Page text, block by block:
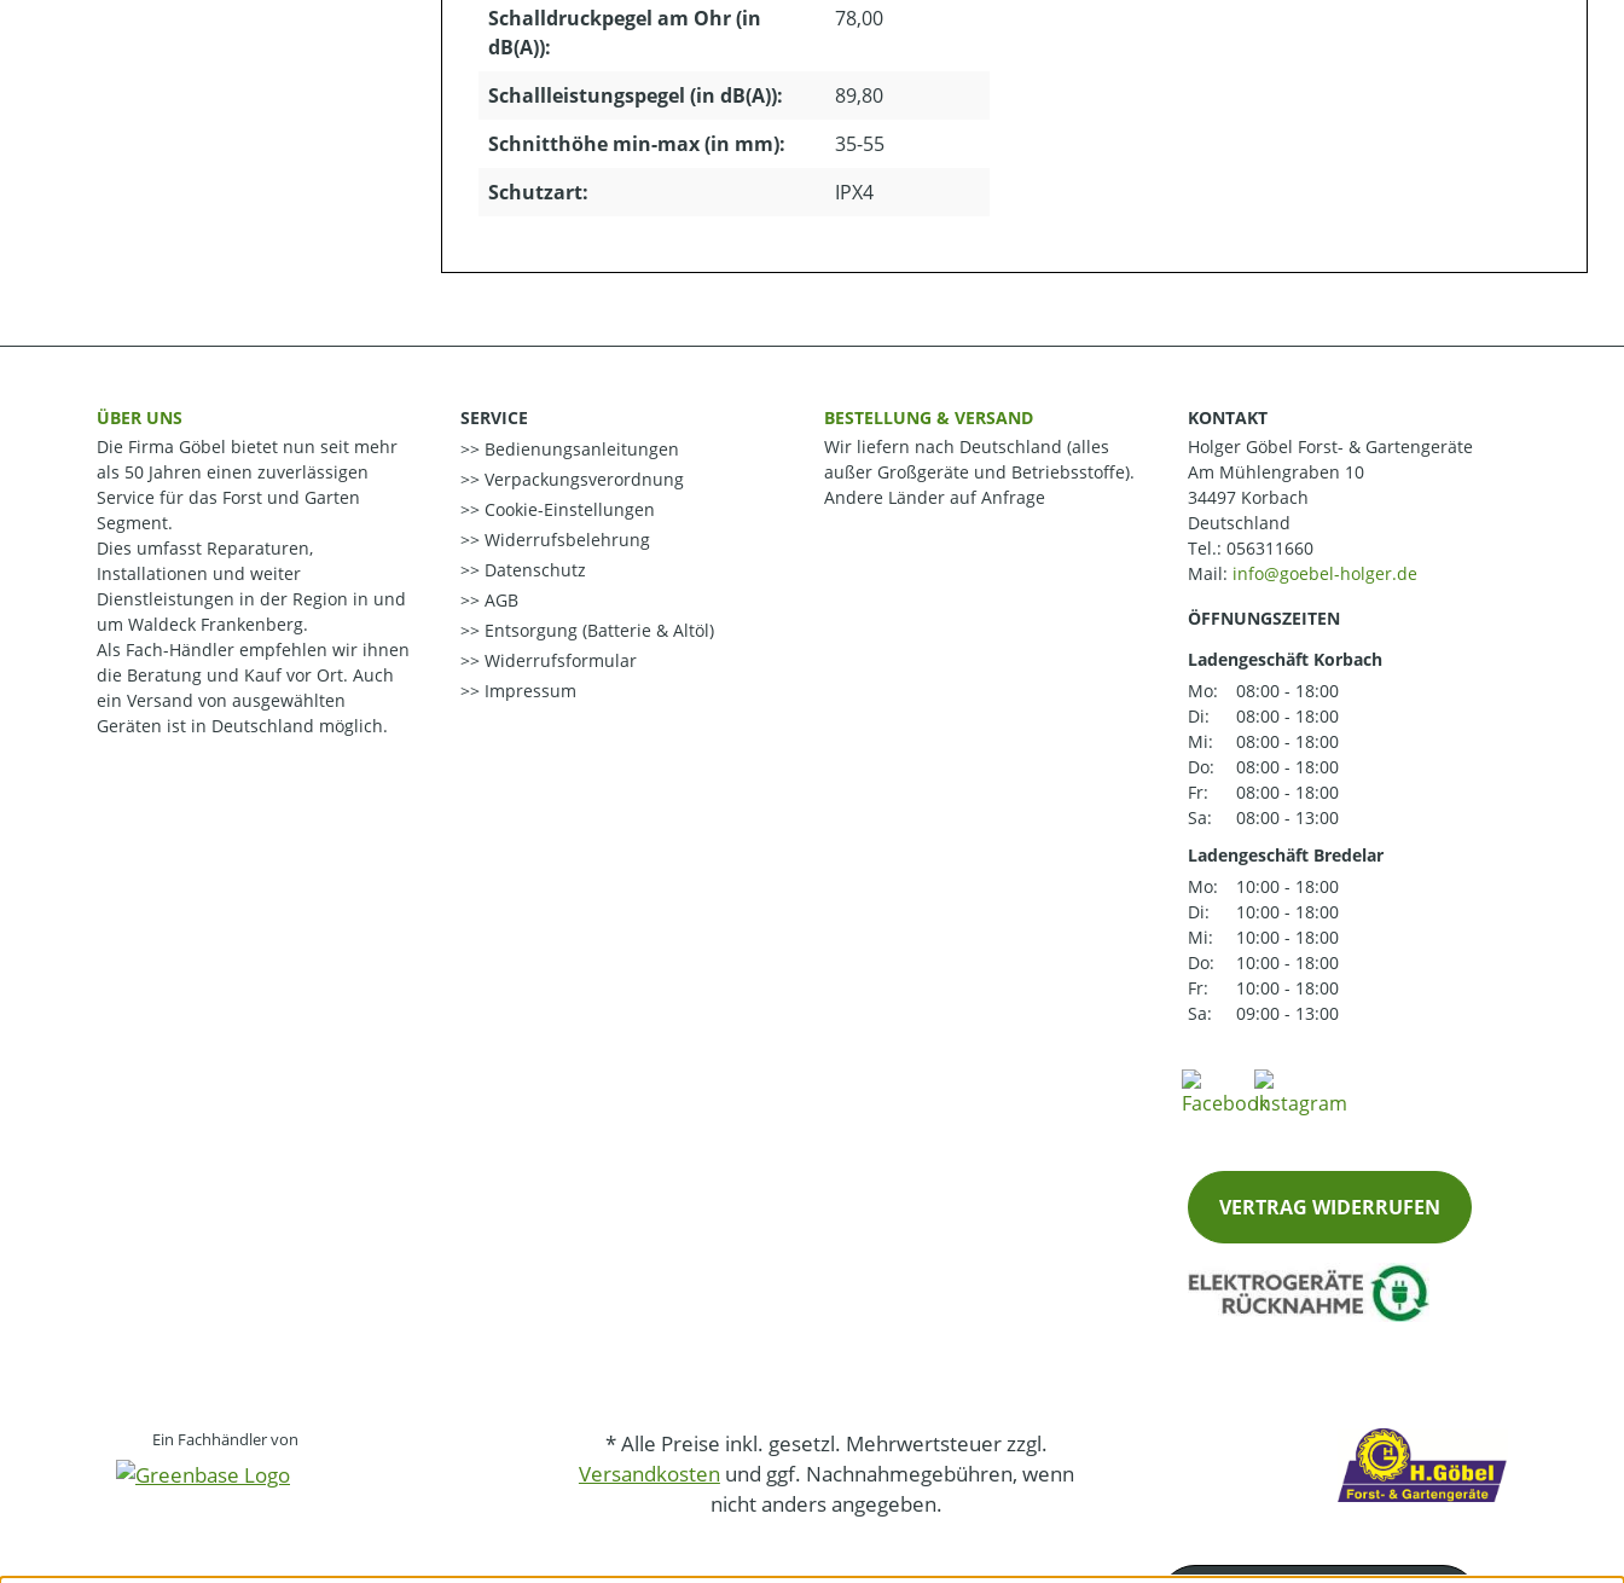
Schalldruckpegel am Ohr (in
dB(A)):
78,00
Schallleistungspegel (in dB(A)):
89,80
Schnitthöhe min-max (in mm):
35-55
Schutzart:
IPX4
ÜBER UNS
Die Firma Göbel bietet nun seit mehr
als 50 Jahren einen zuverlässigen
Service für das Forst und Garten
Segment.
Dies umfasst Reparaturen,
Installationen und weiter
Dienstleistungen in der Region in und
um Waldeck Frankenberg.
Als Fach-Händler empfehlen wir ihnen
die Beratung und Kauf vor Ort. Auch
ein Versand von ausgewählten
Geräten ist in Deutschland möglich.
SERVICE
Bedienungsanleitungen
Verpackungsverordnung
Cookie-Einstellungen
Widerrufsbelehrung
Datenschutz
AGB
Entsorgung (Batterie & Altöl)
Widerrufsformular
Impressum
BESTELLUNG & VERSAND
Wir liefern nach Deutschland (alles
außer Großgeräte und Betriebsstoffe).
Andere Länder auf Anfrage
KONTAKT
Holger Göbel Forst- & Gartengeräte
Am Mühlengraben 10
34497 Korbach
Deutschland
Tel.: 056311660
Mail:
ÖFFNUNGSZEITEN
Ladengeschäft Korbach
Mo:
08:00 - 18:00
Di:
08:00 - 18:00
Mi:
08:00 - 18:00
Do:
08:00 - 18:00
Fr:
08:00 - 18:00
Sa:
08:00 - 13:00
Ladengeschäft Bredelar
Mo:
10:00 - 18:00
Di:
10:00 - 18:00
Mi:
10:00 - 18:00
Do:
10:00 - 18:00
Fr:
10:00 - 18:00
Sa:
09:00 - 13:00
VERTRAG WIDERRUFEN
Ein Fachhändler von
* Alle Preise inkl. gesetzl. Mehrwertsteuer zzgl.
Versandkosten und ggf. Nachnahmegebühren, wenn
nicht anders angegeben.